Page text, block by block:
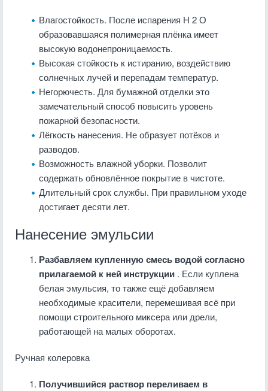
Влагостойкость. После испарения Н 2 О
образовавшаяся полимерная плёнка имеет
высокую водонепроницаемость.
Высокая стойкость к истиранию, воздействию
солнечных лучей и перепадам температур.
Негорючесть. Для бумажной отделки это
замечательный способ повысить уровень
пожарной безопасности.
Лёгкость нанесения. Не образует потёков и
разводов.
Возможность влажной уборки. Позволит
содержать обновлённое покрытие в чистоте.
Длительный срок службы. При правильном уходе
достигает десяти лет.
Нанесение эмульсии
Разбавляем купленную смесь водой согласно
прилагаемой к ней инструкции . Если куплена
белая эмульсия, то также ещё добавляем
необходимые красители, перемешивая всё при
помощи строительного миксера или дрели,
работающей на малых оборотах.
Ручная колеровка
Получившийся раствор переливаем в